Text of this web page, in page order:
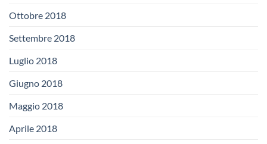
Ottobre 2018
Settembre 2018
Luglio 2018
Giugno 2018
Maggio 2018
Aprile 2018